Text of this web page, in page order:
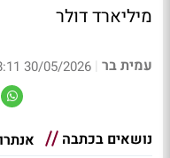
מיליארד דולר
עמית בר |
30/05/2026 18:11
נושאים בכתבה